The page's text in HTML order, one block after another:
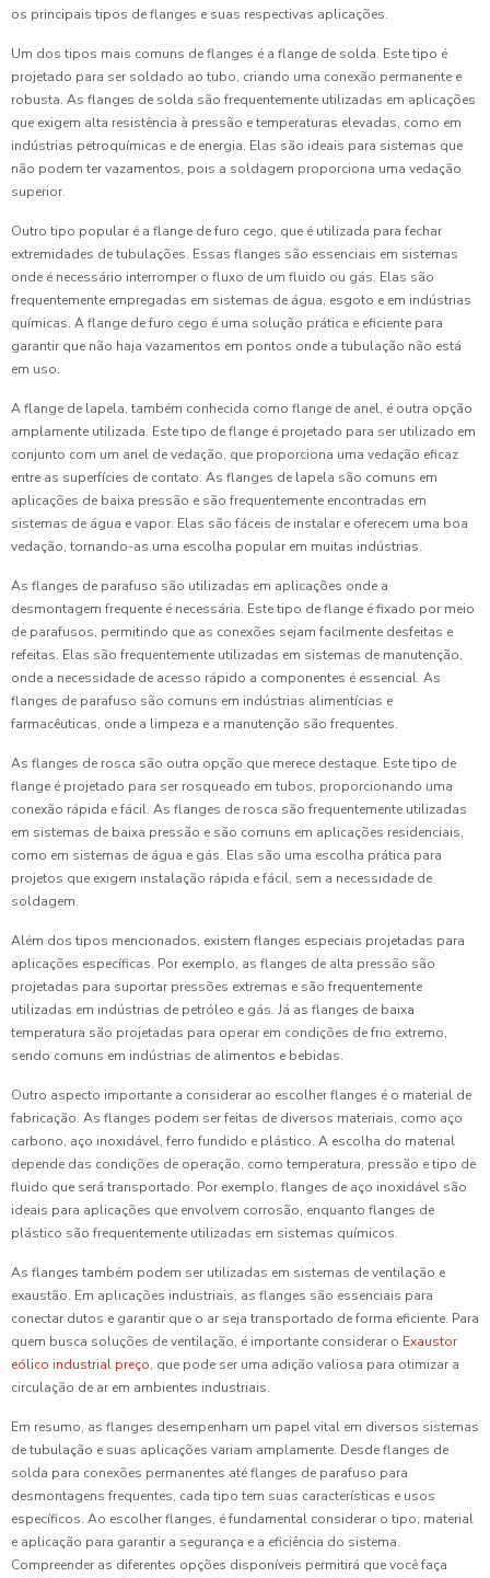
os principais tipos de flanges e suas respectivas aplicações.
Um dos tipos mais comuns de flanges é a flange de solda. Este tipo é
projetado para ser soldado ao tubo, criando uma conexão permanente e
robusta. As flanges de solda são frequentemente utilizadas em aplicações
que exigem alta resistência à pressão e temperaturas elevadas, como em
indústrias petroquímicas e de energia. Elas são ideais para sistemas que
não podem ter vazamentos, pois a soldagem proporciona uma vedação
superior.
Outro tipo popular é a flange de furo cego, que é utilizada para fechar
extremidades de tubulações. Essas flanges são essenciais em sistemas
onde é necessário interromper o fluxo de um fluido ou gás. Elas são
frequentemente empregadas em sistemas de água, esgoto e em indústrias
químicas. A flange de furo cego é uma solução prática e eficiente para
garantir que não haja vazamentos em pontos onde a tubulação não está
em uso.
A flange de lapela, também conhecida como flange de anel, é outra opção
amplamente utilizada. Este tipo de flange é projetado para ser utilizado em
conjunto com um anel de vedação, que proporciona uma vedação eficaz
entre as superfícies de contato. As flanges de lapela são comuns em
aplicações de baixa pressão e são frequentemente encontradas em
sistemas de água e vapor. Elas são fáceis de instalar e oferecem uma boa
vedação, tornando-as uma escolha popular em muitas indústrias.
As flanges de parafuso são utilizadas em aplicações onde a
desmontagem frequente é necessária. Este tipo de flange é fixado por meio
de parafusos, permitindo que as conexões sejam facilmente desfeitas e
refeitas. Elas são frequentemente utilizadas em sistemas de manutenção,
onde a necessidade de acesso rápido a componentes é essencial. As
flanges de parafuso são comuns em indústrias alimentícias e
farmacêuticas, onde a limpeza e a manutenção são frequentes.
As flanges de rosca são outra opção que merece destaque. Este tipo de
flange é projetado para ser rosqueado em tubos, proporcionando uma
conexão rápida e fácil. As flanges de rosca são frequentemente utilizadas
em sistemas de baixa pressão e são comuns em aplicações residenciais,
como em sistemas de água e gás. Elas são uma escolha prática para
projetos que exigem instalação rápida e fácil, sem a necessidade de
soldagem.
Além dos tipos mencionados, existem flanges especiais projetadas para
aplicações específicas. Por exemplo, as flanges de alta pressão são
projetadas para suportar pressões extremas e são frequentemente
utilizadas em indústrias de petróleo e gás. Já as flanges de baixa
temperatura são projetadas para operar em condições de frio extremo,
sendo comuns em indústrias de alimentos e bebidas.
Outro aspecto importante a considerar ao escolher flanges é o material de
fabricação. As flanges podem ser feitas de diversos materiais, como aço
carbono, aço inoxidável, ferro fundido e plástico. A escolha do material
depende das condições de operação, como temperatura, pressão e tipo de
fluido que será transportado. Por exemplo, flanges de aço inoxidável são
ideais para aplicações que envolvem corrosão, enquanto flanges de
plástico são frequentemente utilizadas em sistemas químicos.
As flanges também podem ser utilizadas em sistemas de ventilação e
exaustão. Em aplicações industriais, as flanges são essenciais para
conectar dutos e garantir que o ar seja transportado de forma eficiente. Para
quem busca soluções de ventilação, é importante considerar o Exaustor
eólico industrial preço, que pode ser uma adição valiosa para otimizar a
circulação de ar em ambientes industriais.
Em resumo, as flanges desempenham um papel vital em diversos sistemas
de tubulação e suas aplicações variam amplamente. Desde flanges de
solda para conexões permanentes até flanges de parafuso para
desmontagens frequentes, cada tipo tem suas características e usos
específicos. Ao escolher flanges, é fundamental considerar o tipo, material
e aplicação para garantir a segurança e a eficiência do sistema.
Compreender as diferentes opções disponíveis permitirá que você faça